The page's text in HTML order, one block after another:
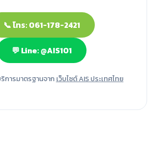
📞 โทร: 061-178-2421
💬 Line: @AIS101
การมาตรฐานจากเว็บไซต์ AIS ประเทศไทย